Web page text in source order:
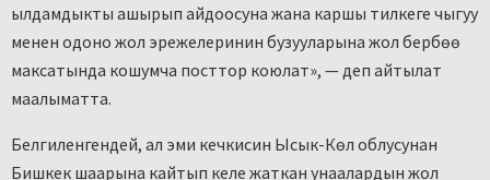
ылдамдыкты ашырып айдоосуна жана каршы тилкеге чыгуу
менен одоно жол эрежелеринин бузууларына жол бербөө
максатында кошумча посттор коюлат», — деп айтылат
маалыматта.
Белгиленгендей, ал эми кечкисин Ысык-Көл облусунан
Бишкек шаарына кайтып келе жаткан унаалардын жол